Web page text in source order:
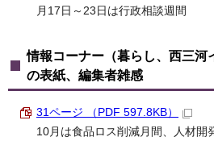
月17日～23日は行政相談週間
情報コーナー（暮らし、西三河
の表紙、編集者雑感
31ページ （PDF 597.8KB）
10月は食品ロス削減月間、人材開